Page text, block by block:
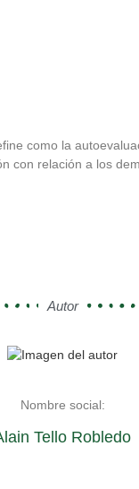
como la
con relación a los
Autor
Nombre social:
Tello Robledo